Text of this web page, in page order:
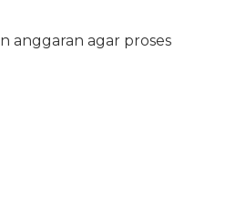
anggaran agar proses